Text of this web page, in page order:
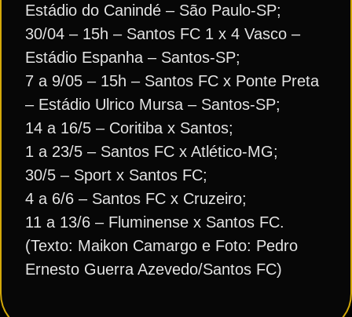
Estádio do Canindé – São Paulo-SP;
30/04 – 15h – Santos FC 1 x 4 Vasco –
Estádio Espanha – Santos-SP;
7 a 9/05 – 15h – Santos FC x Ponte Preta
– Estádio Ulrico Mursa – Santos-SP;
14 a 16/5 – Coritiba x Santos;
1 a 23/5 – Santos FC x Atlético-MG;
30/5 – Sport x Santos FC;
4 a 6/6 – Santos FC x Cruzeiro;
11 a 13/6 – Fluminense x Santos FC.
(Texto: Maikon Camargo e Foto: Pedro
Ernesto Guerra Azevedo/Santos FC)